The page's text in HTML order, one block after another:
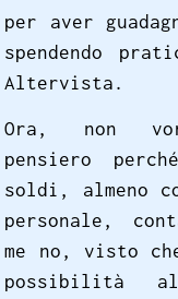
per aver
spendendo
Altervista.
Ora, non
pensiero
soldi, almeno
personale,
me no, visto
possibilità